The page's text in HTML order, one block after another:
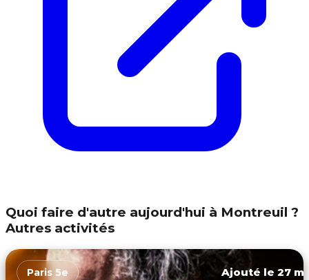
Quoi faire d'autre aujourd'hui à Montreuil ?
Autres activités
Paris 5e Ajouté le 27